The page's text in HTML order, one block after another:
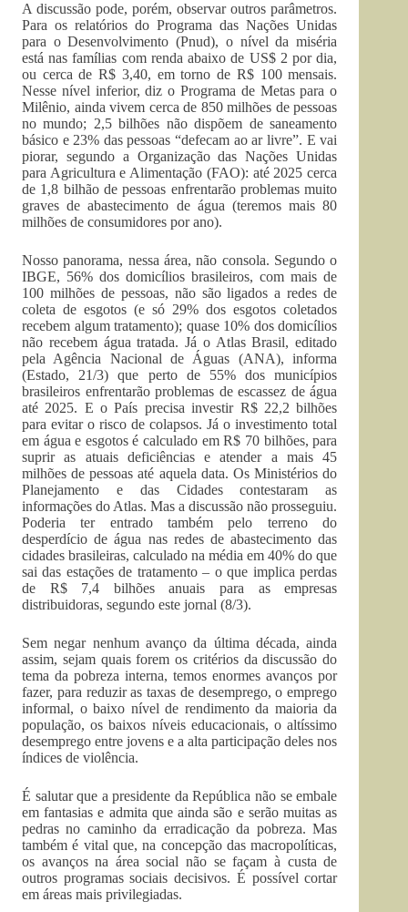
A discussão pode, porém, observar outros parâmetros.
Para os relatórios do Programa das Nações Unidas
para o Desenvolvimento (Pnud), o nível da miséria
está nas famílias com renda abaixo de US$ 2 por dia,
ou cerca de R$ 3,40, em torno de R$ 100 mensais.
Nesse nível inferior, diz o Programa de Metas para o
Milênio, ainda vivem cerca de 850 milhões de pessoas
no mundo; 2,5 bilhões não dispõem de saneamento
básico e 23% das pessoas “defecam ao ar livre”. E vai
piorar, segundo a Organização das Nações Unidas
para Agricultura e Alimentação (FAO): até 2025 cerca
de 1,8 bilhão de pessoas enfrentarão problemas muito
graves de abastecimento de água (teremos mais 80
milhões de consumidores por ano).
Nosso panorama, nessa área, não consola. Segundo o
IBGE, 56% dos domicílios brasileiros, com mais de
100 milhões de pessoas, não são ligados a redes de
coleta de esgotos (e só 29% dos esgotos coletados
recebem algum tratamento); quase 10% dos domicílios
não recebem água tratada. Já o Atlas Brasil, editado
pela Agência Nacional de Águas (ANA), informa
(Estado, 21/3) que perto de 55% dos municípios
brasileiros enfrentarão problemas de escassez de água
até 2025. E o País precisa investir R$ 22,2 bilhões
para evitar o risco de colapsos. Já o investimento total
em água e esgotos é calculado em R$ 70 bilhões, para
suprir as atuais deficiências e atender a mais 45
milhões de pessoas até aquela data. Os Ministérios do
Planejamento e das Cidades contestaram as
informações do Atlas. Mas a discussão não prosseguiu.
Poderia ter entrado também pelo terreno do
desperdício de água nas redes de abastecimento das
cidades brasileiras, calculado na média em 40% do que
sai das estações de tratamento – o que implica perdas
de R$ 7,4 bilhões anuais para as empresas
distribuidoras, segundo este jornal (8/3).
Sem negar nenhum avanço da última década, ainda
assim, sejam quais forem os critérios da discussão do
tema da pobreza interna, temos enormes avanços por
fazer, para reduzir as taxas de desemprego, o emprego
informal, o baixo nível de rendimento da maioria da
população, os baixos níveis educacionais, o altíssimo
desemprego entre jovens e a alta participação deles nos
índices de violência.
É salutar que a presidente da República não se embale
em fantasias e admita que ainda são e serão muitas as
pedras no caminho da erradicação da pobreza. Mas
também é vital que, na concepção das macropolíticas,
os avanços na área social não se façam à custa de
outros programas sociais decisivos. É possível cortar
em áreas mais privilegiadas.